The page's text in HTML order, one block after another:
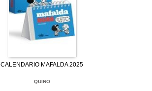
CALENDARIO MAFALDA 2025
QUINO